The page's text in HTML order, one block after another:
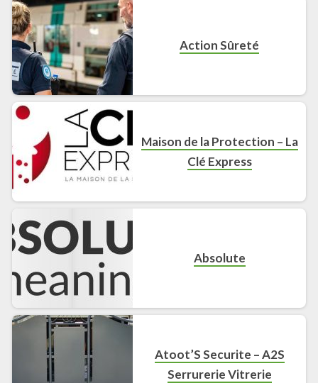
Action Sûreté
Maison de la Protection – La
Clé Express
Absolute
Atoot’S Securite – A2S
Serrurerie Vitrerie